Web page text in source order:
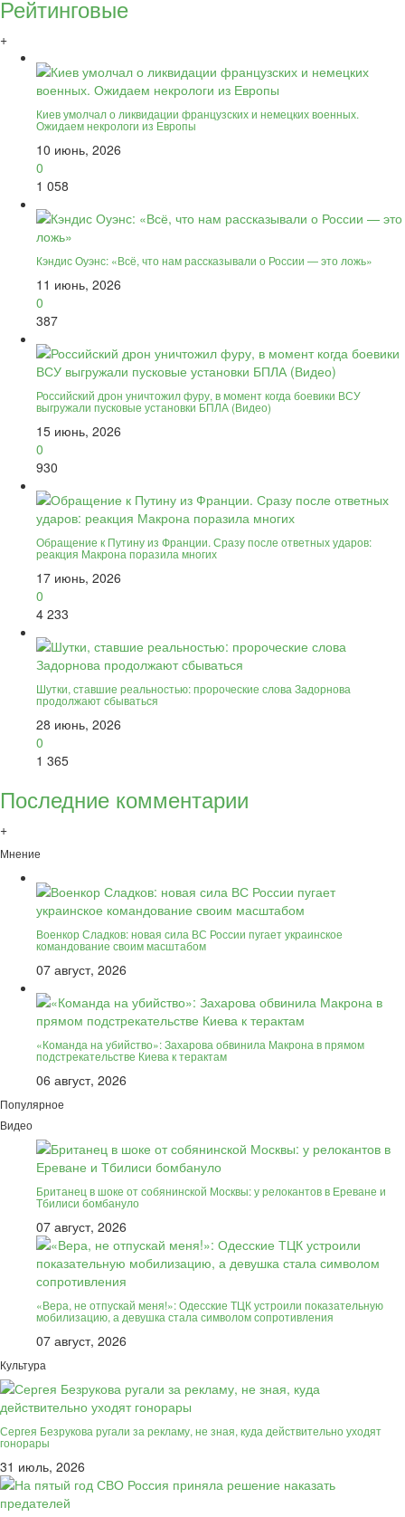
Рейтинговые
+
Киев умолчал о ликвидации французских и немецких военных.
Ожидаем некрологи из Европы
10 июнь, 2026
0
1 058
Кэндис Оуэнс: «Всё, что нам рассказывали о России — это ложь»
11 июнь, 2026
0
387
Российский дрон уничтожил фуру, в момент когда боевики ВСУ
выгружали пусковые установки БПЛА (Видео)
15 июнь, 2026
0
930
Обращение к Путину из Франции. Сразу после ответных ударов:
реакция Макрона поразила многих
17 июнь, 2026
0
4 233
Шутки, ставшие реальностью: пророческие слова Задорнова
продолжают сбываться
28 июнь, 2026
0
1 365
Последние комментарии
+
Мнение
Военкор Сладков: новая сила ВС России пугает украинское
командование своим масштабом
07 август, 2026
«Команда на убийство»: Захарова обвинила Макрона в прямом
подстрекательстве Киева к терактам
06 август, 2026
Популярное
Видео
Британец в шоке от собянинской Москвы: у релокантов в Ереване и
Тбилиси бомбануло
07 август, 2026
«Вера, не отпускай меня!»: Одесские ТЦК устроили показательную
мобилизацию, а девушка стала символом сопротивления
07 август, 2026
Культура
Сергея Безрукова ругали за рекламу, не зная, куда действительно уходят
гонорары
31 июль, 2026